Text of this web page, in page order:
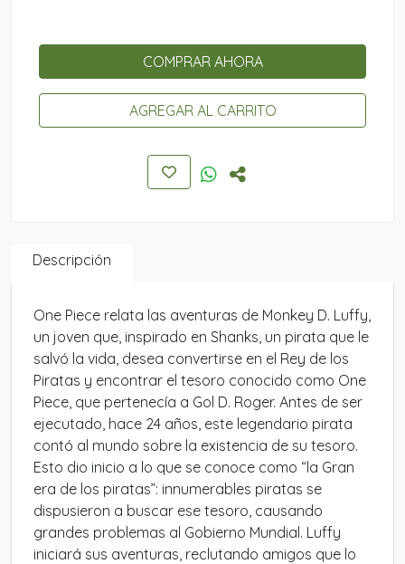
COMPRAR AHORA
AGREGAR AL CARRITO
Descripción
One Piece relata las aventuras de Monkey D. Luffy,
un joven que, inspirado en Shanks, un pirata que le
salvó la vida, desea convertirse en el Rey de los
Piratas y encontrar el tesoro conocido como One
Piece, que pertenecía a Gol D. Roger. Antes de ser
ejecutado, hace 24 años, este legendario pirata
contó al mundo sobre la existencia de su tesoro.
Esto dio inicio a lo que se conoce como “la Gran
era de los piratas”: innumerables piratas se
dispusieron a buscar ese tesoro, causando
grandes problemas al Gobierno Mundial. Luffy
iniciará sus aventuras, reclutando amigos que lo